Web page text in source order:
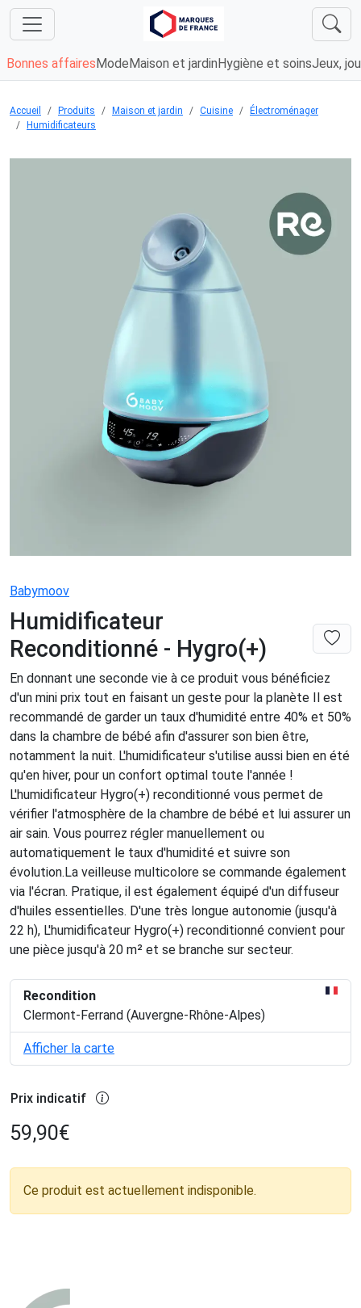
Bonnes affaires Mode Maison et jardin Hygiène et soinsJeux,
Accueil Produits Maison et jardin Cuisine
Électroménager
Humidificateurs
Babymoov
Humidificateur
Reconditionné - Hygro(+)
En donnant une seconde vie à ce produit vous bénéficiez
d'un mini prix tout en faisant un geste pour la planète Il est
recommandé de garder un taux d'humidité entre 40% et 50%
dans la chambre de bébé afin d'assurer son bien être,
notamment la nuit. L'humidificateur s'utilise aussi bien en été
qu'en hiver, pour un confort optimal toute l'année !
L'humidificateur Hygro(+) reconditionné vous permet de
vérifier l'atmosphère de la chambre de bébé et lui assurer un
air sain. Vous pourrez régler manuellement ou
automatiquement le taux d'humidité et suivre son
évolution.La veilleuse multicolore se commande également
via l'écran. Pratique, il est également équipé d'un diffuseur
d'huiles essentielles. D'une très longue autonomie (jusqu'à
22 h), L'humidificateur Hygro(+) reconditionné convient pour
une pièce jusqu'à 20 m² et se branche sur secteur.
Recondition
Clermont-Ferrand (Auvergne-Rhône-Alpes)
Afficher la carte
Prix indicatif
59,90€
Ce produit est actuellement indisponible.